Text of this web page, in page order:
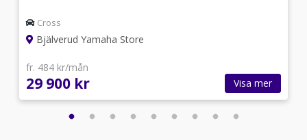
Cross
Bjälverud Yamaha Store
fr. 484 kr/mån
29 900 kr Visa mer